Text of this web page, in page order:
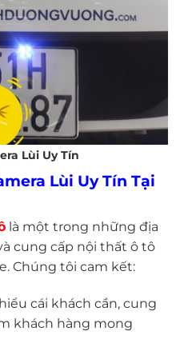
Lùi Uy Tín
Lùi Uy Tín Tại
là một trong những địa
cung cấp nội thất ô tô
Chúng tôi cam kết:
cái khách cần, cung
khách hàng mong